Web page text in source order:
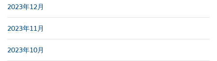
2023年12月
2023年11月
2023年10月